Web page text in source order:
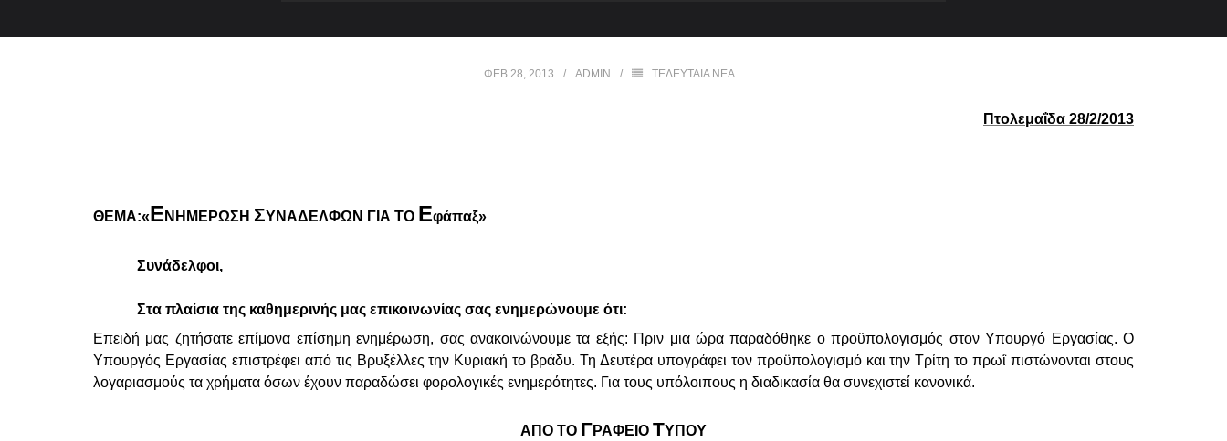
ΦΕΒ 28, 2013 ADMIN ΤΕΛΕΥΤΑΙΑ ΝΕΑ
Πτολεμαΐδα 28/2/2013
ΘΕΜΑ:«Ε ΝΗΜΕΡΩΣΗ ΣΥΝΑΔΕΛΦΩΝ ΓΙΑ ΤΟ Εφάπαξ»
Συνάδελφοι,
Στα πλαίσια της καθημερινής μας επικοινωνίας σας ενημερώνουμε ότι:
Επειδή μας ζητήσατε επίμονα επίσημη ενημέρωση, σας ανακοινώνουμε τα εξής: Πριν μια ώρα παραδόθηκε ο προϋπολογισμός στον Υπουργό Εργασίας. Ο
Υπουργός Εργασίας επιστρέφει από τις Βρυξέλλες την Κυριακή το βράδυ. Τη Δευτέρα υπογράφει τον προϋπολογισμό και την Τρίτη το πρωΐ πιστώνονται στους
λογαριασμούς τα χρήματα όσων έχουν παραδώσει φορολογικές ενημερότητες. Για τους υπόλοιπους η διαδικασία θα συνεχιστεί κανονικά.
ΑΠΟ ΤΟ ΓΡΑΦΕΙΟ ΤΥΠΟΥ